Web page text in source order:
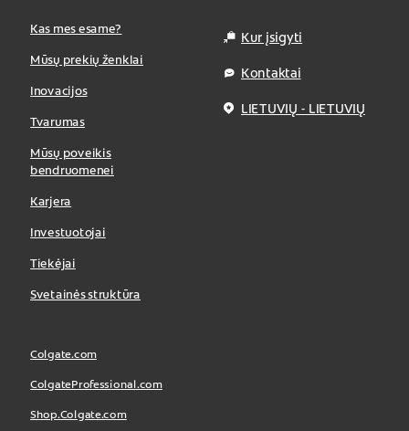
Kas mes esame?
Mūsų prekių ženklai
Inovacijos
Tvarumas
Mūsų poveikis
bendruomenei
Karjera
Investuotojai
Tiekėjai
Svetainės struktūra
Kur įsigyti
Kontaktai
LIETUVIŲ - LIETUVIŲ
Colgate.com
ColgateProfessional.com
Shop.Colgate.com